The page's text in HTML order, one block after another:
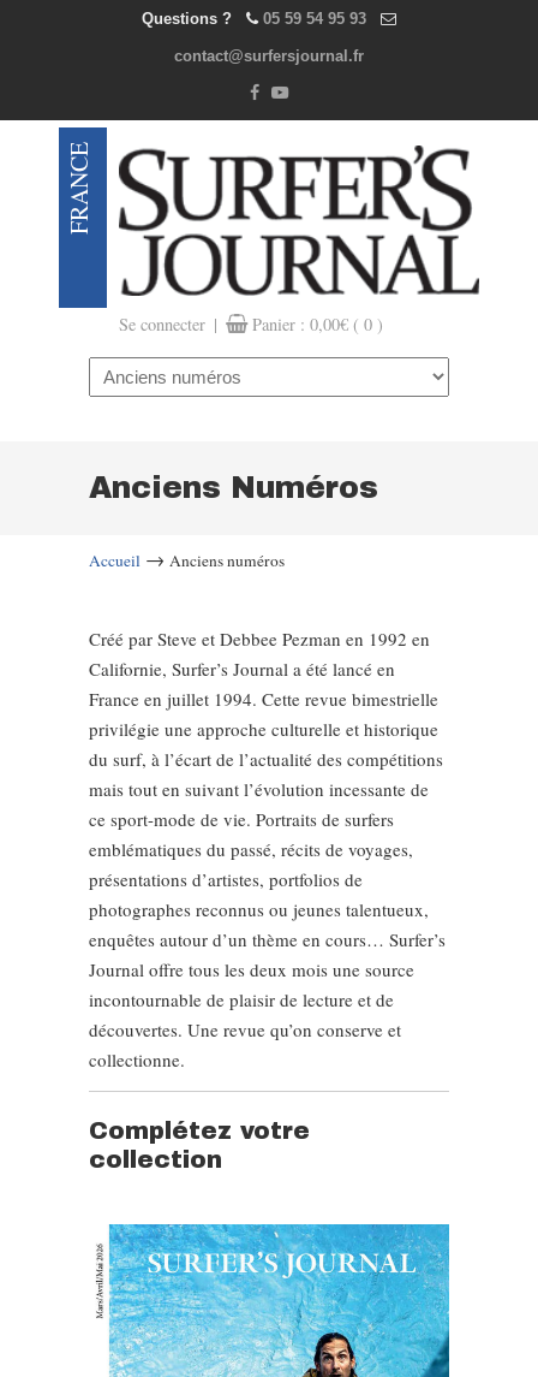
Questions ? 05 59 54 95 93
contact@surfersjournal.fr
Se connecter | Panier : 0,00€ ( 0 )
Navigation
Anciens Numéros
Accueil → Anciens numéros
Créé par Steve et Debbee Pezman en 1992 en
Californie, Surfer’s Journal a été lancé en
France en juillet 1994. Cette revue bimestrielle
privilégie une approche culturelle et historique
du surf, à l’écart de l’actualité des compétitions
mais tout en suivant l’évolution incessante de
ce sport-mode de vie. Portraits de surfers
emblématiques du passé, récits de voyages,
présentations d’artistes, portfolios de
photographes reconnus ou jeunes talentueux,
enquêtes autour d’un thème en cours… Surfer’s
Journal offre tous les deux mois une source
incontournable de plaisir de lecture et de
découvertes. Une revue qu’on conserve et
collectionne.
Complétez votre
collection